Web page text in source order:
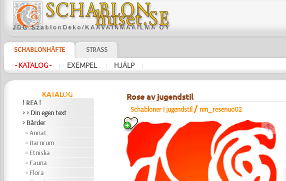
SCHABLONHÄFTE STRASS
- KATALOG - | EXEMPEL | HJÄLP |
- KATALOG -
! REA !
> > Din egen text
> Bårder
Annat
Barnrum
Etniska
Fauna
Flora
Rose av jugendstil
Schabloner i jugendstil / nm_resenuo02
a